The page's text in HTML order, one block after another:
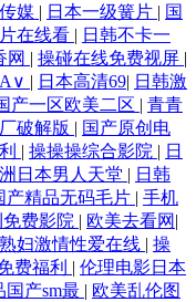
媒 | 日本一级簧片 | 国
在线看 | 日韩不卡一
网 | 操碰在线免费视屏 |
| 日本高清69| 日韩激
产一区欧美二区 | 青青
破解版 | 国产原创电
| 操操操综合影院 | 日
日本男人天堂 | 日韩
产精品无码毛片 | 手机
费影院 | 欧美去看网 |
熟妇激情性爱在线 | 操
费福利 | 伦理电影日本
国产sm最 | 欧美乱伦图